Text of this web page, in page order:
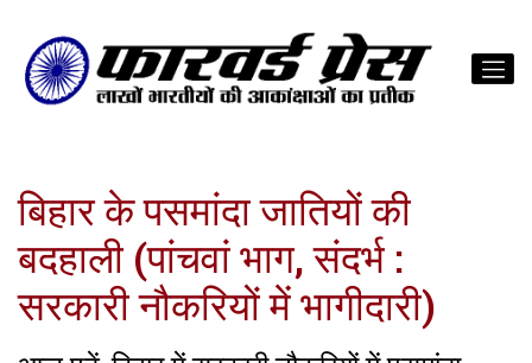
बिहार के पसमांदा जातियों की
बदहाली (पांचवां भाग, संदर्भ :
सरकारी नौकरियों में भागीदारी)